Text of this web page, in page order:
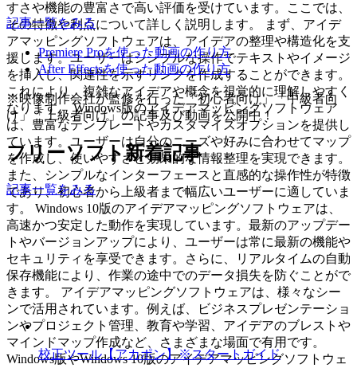
すさや機能の豊富さで高い評価を受けています。ここでは、
その特徴や利点について詳しく説明します。 まず、アイデ
アマッピングソフトウェアは、アイデアの整理や構造化を支
援します。ユーザーはシンプルな操作でテキストやイメージ
を挿入し、関連性を示すリンクを作成することができます。
これにより、複雑なアイデアや概念を視覚的に理解しやすく
なります。 Windows版のアイデアマッピングソフトウェア
は、豊富なテンプレートやカスタマイズオプションを提供し
ています。ユーザーは自分のニーズや好みに合わせてマップ
を作成し、使いやすさと効果的な情報整理を実現できます。
また、シンプルなインターフェースと直感的な操作性が特徴
であり、初心者から上級者まで幅広いユーザーに適していま
す。 Windows 10版のアイデアマッピングソフトウェアは、
高速かつ安定した動作を実現しています。最新のアップデー
トやバージョンアップにより、ユーザーは常に最新の機能や
セキュリティを享受できます。さらに、リアルタイムの自動
保存機能により、作業の途中でのデータ損失を防ぐことがで
きます。 アイデアマッピングソフトウェアは、様々なシー
ンで活用されています。例えば、ビジネスプレゼンテーショ
ンやプロジェクト管理、教育や学習、アイデアのブレストや
マインドマップ作成など、さまざまな場面で有用です。
Windows版やWindows 10版のアイデアマッピングソフトウェ
記事一覧をみる
Premiere Proを使った動画の作り方
After Effectsを使った動画の作り方
※映像制作会社が監修を行った「初心者向け」「中級者向
け」「上級者向け」の記事及び動画を公開中！
フリーソフト新着記事
記事一覧をみる
校正ツール【アカポン】※スタートガイド